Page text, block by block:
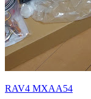
RAV4 MXAA54